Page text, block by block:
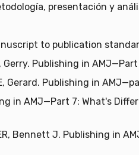
presentación y
to publication
Gerry. Publishing in
Gerard. Publishing in
in AMJ—Part 7: What's
Bennett J. Publishing in